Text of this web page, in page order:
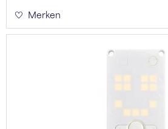
Merken